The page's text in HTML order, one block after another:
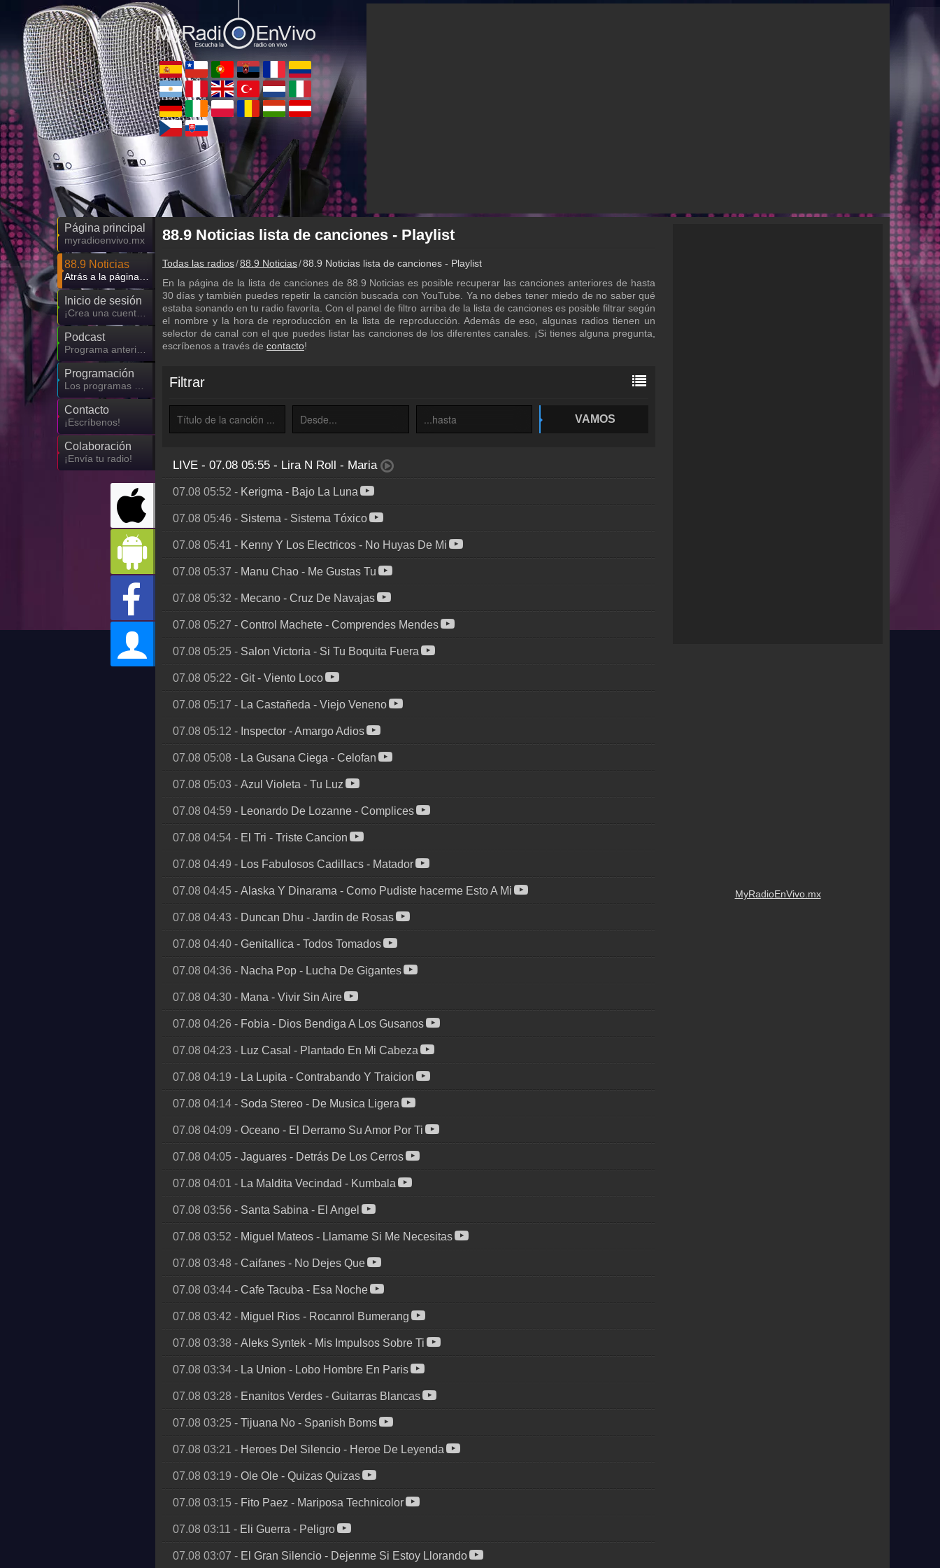
Página principal
myradioenvivo.mx
88.9 Noticias
Inicio de sesión
Podcast
Programación
Contacto
¡Escríbenos!
Colaboración
¡Envía tu radio!
MyRadioEnVivo.mx
88.9 Noticias lista de canciones - Playlist
Todas las radios 88.9 Noticias 88.9 Noticias lista de canciones - Playlist
En la página de la lista de canciones de 88.9 Noticias es posible recuperar las canciones anteriores de hasta
30 días y también puedes repetir la canción buscada con YouTube. Ya no debes tener miedo de no saber qué
estaba sonando en tu radio favorita. Con el panel de filtro arriba de la lista de canciones es posible filtrar según
el nombre y la hora de reproducción en la lista de reproducción. Además de eso, algunas radios tienen un
selector de canal con el que puedes listar las canciones de los diferentes canales. ¡Si tienes alguna pregunta,
escríbenos a través de contacto!
Filtrar
VAMOS
LIVE - 07.08 05:55 - Lira N Roll - Maria
07.08 05:52 - Kerigma - Bajo La Luna
07.08 05:46 - Sistema - Sistema Tóxico
07.08 05:41 - Kenny Y Los Electricos - No Huyas De Mi
07.08 05:37 - Manu Chao - Me Gustas Tu
07.08 05:32 - Mecano - Cruz De Navajas
07.08 05:27 - Control Machete - Comprendes Mendes
07.08 05:25 - Salon Victoria - Si Tu Boquita Fuera
07.08 05:22 - Git- Viento Loco
07.08 05:17 - La Castañeda - Viejo Veneno
07.08 05:12 - Inspector -Amargo Adios
07.08 05:08 - La Gusana Ciega - Celofan
07.08 05:03 - Azul Violeta - Tu Luz
07.08 04:59 - Leonardo De Lozanne - Complices
07.08 04:54 - El Tri - Triste Cancion
07.08 04:49 - Los Fabulosos Cadillacs - Matador
07.08 04:45 - Alaska Y Dinarama - Como Pudiste hacerme Esto A Mi
07.08 04:43 - Duncan Dhu - Jardin de Rosas
07.08 04:40 - Genitallica - Todos Tomados
07.08 04:36 - Nacha Pop - Lucha De Gigantes
07.08 04:30 - Mana - Vivir Sin Aire
07.08 04:26 - Fobia - Dios Bendiga A Los Gusanos
07.08 04:23 - Luz Casal - Plantado En Mi Cabeza
07.08 04:19 - La Lupita - Contrabando Y Traicion
07.08 04:14 - Soda Stereo - De Musica Ligera
07.08 04:09 - Oceano - El Derramo Su Amor Por Ti
07.08 04:05 - Jaguares - Detrás De Los Cerros
07.08 04:01 - La Maldita Vecindad - Kumbala
07.08 03:56 - Santa Sabina - El Angel
07.08 03:52 - Miguel Mateos - Llamame Si Me Necesitas
07.08 03:48 - Caifanes - No Dejes Que
07.08 03:44 - Cafe Tacuba - Esa Noche
07.08 03:42 - Miguel Rios - Rocanrol Bumerang
07.08 03:38 - Aleks Syntek - Mis Impulsos Sobre Ti
07.08 03:34 - La Union - Lobo Hombre En Paris
07.08 03:28 - Enanitos Verdes - Guitarras Blancas
07.08 03:25 - Tijuana No - Spanish Boms
07.08 03:21 - Heroes Del Silencio - Heroe De Leyenda
07.08 03:19 - Ole Ole - Quizas Quizas
07.08 03:15 - Fito Paez - Mariposa Technicolor
07.08 03:11 - Eli Guerra - Peligro
07.08 03:07 - El Gran Silencio - Dejenme Si Estoy Llorando